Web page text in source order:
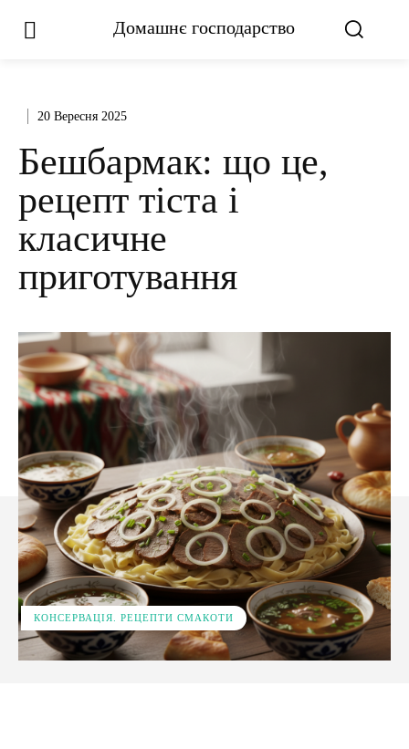
Домашнє господарство
20 Вересня 2025
Бешбармак: що це,
рецепт тіста і
класичне
приготування
КОНСЕРВАЦІЯ. РЕЦЕПТИ СМАКОТИ